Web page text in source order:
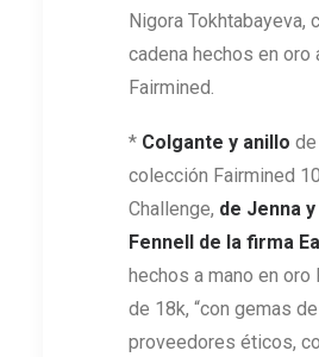
Nigora Tokhtabayeva,
cadena hechos en oro
Fairmined.
* Colgante y anillo
colección Fairmined
Challenge, de Jenna
Fennell de la firma
hechos a mano en oro
de 18k, “con gemas de
proveedores éticos,